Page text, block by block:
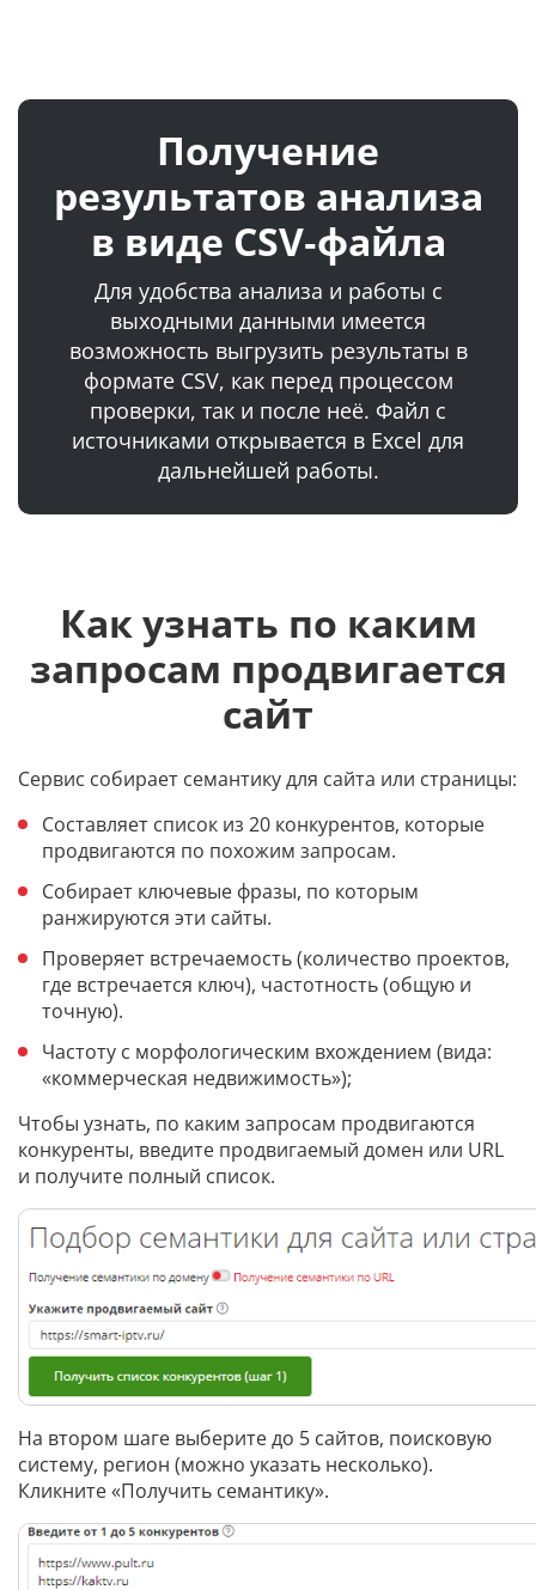
Получение
результатов анализа
в виде CSV‑файла
Для удобства анализа и работы с
выходными данными имеется
возможность выгрузить результаты в
формате CSV, как перед процессом
проверки, так и после неё. Файл с
источниками открывается в Excel для
дальнейшей работы.
Как узнать по каким
запросам продвигается
сайт
Сервис собирает семантику для сайта или страницы:
Составляет список из 20 конкурентов, которые
продвигаются по похожим запросам.
Собирает ключевые фразы, по которым
ранжируются эти сайты.
Проверяет встречаемость (количество проектов,
где встречается ключ), частотность (общую и
точную).
Частоту с морфологическим вхождением (вида:
«коммерческая недвижимость»);
Чтобы узнать, по каким запросам продвигаются
конкуренты, введите продвигаемый домен или URL
и получите полный список.
На втором шаге выберите до 5 сайтов, поисковую
систему, регион (можно указать несколько).
Кликните «Получить семантику».